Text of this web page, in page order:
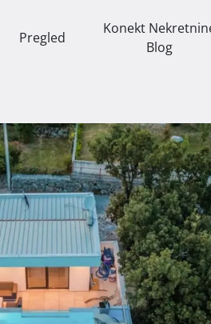
Pregled
Konekt
Blog